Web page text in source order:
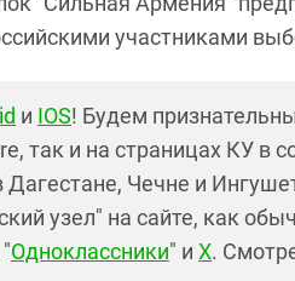
участниками
и IOS! Будем
так и на страницах КУ в
Дагестане, Чечне и
узел" на сайте, как
Одноклассники" и X.